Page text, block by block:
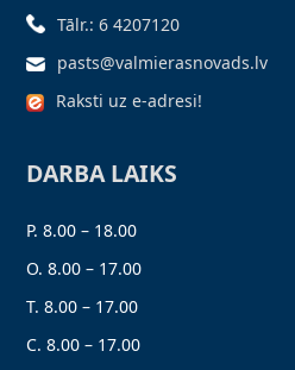
Tālr.: 6 4207120
pasts@valmierasnovads.lv
Raksti uz e-adresi!
DARBA LAIKS
P. 8.00 – 18.00
O. 8.00 – 17.00
T. 8.00 – 17.00
C. 8.00 – 17.00